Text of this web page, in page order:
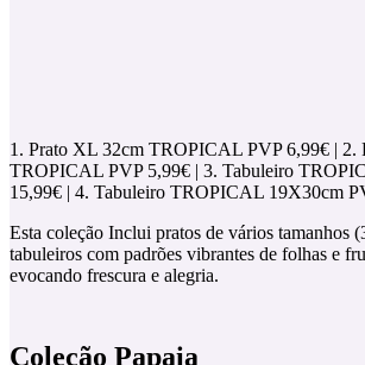
1. Prato XL 32cm TROPICAL PVP 6,99€ | 2.
TROPICAL PVP 5,99€ | 3. Tabuleiro
15,99€ | 4. Tabuleiro TROPICAL 19X30cm
Esta coleção Inclui pratos de vários tamanhos
tabuleiros com padrões vibrantes de folhas e
evocando frescura e alegria.
Coleção Papaia